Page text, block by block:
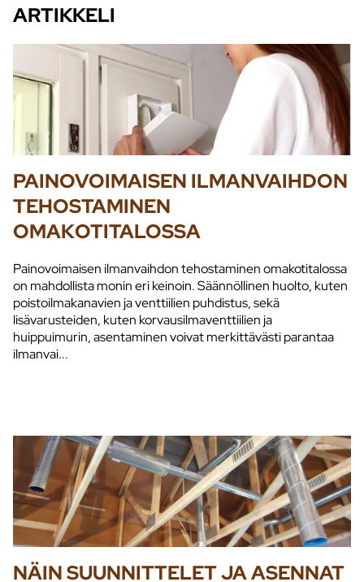
ARTIKKELI
PAINOVOIMAISEN ILMANVAIHDON
TEHOSTAMINEN
OMAKOTITALOSSA
Painovoimaisen ilmanvaihdon tehostaminen omakotitalossa
on mahdollista monin eri keinoin. Säännöllinen huolto, kuten
poistoilmakanavien ja venttiilien puhdistus, sekä
lisävarusteiden, kuten korvausilmaventtiilien ja
huippuimurin, asentaminen voivat merkittävästi parantaa
ilmanvai...
NÄIN SUUNNITTELET JA ASENNAT